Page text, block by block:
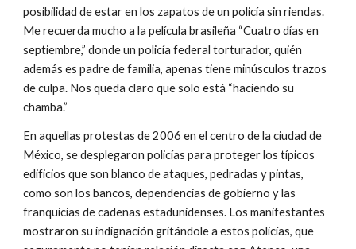
posibilidad de estar en los zapatos de un policía sin riendas.
Me recuerda mucho a la película brasileña “Cuatro días en
septiembre,” donde un policía federal torturador, quién
además es padre de familia, apenas tiene minúsculos trazos
de culpa. Nos queda claro que solo está “haciendo su
chamba.”
En aquellas protestas de 2006 en el centro de la ciudad de
México, se desplegaron policías para proteger los típicos
edificios que son blanco de ataques, pedradas y pintas,
como son los bancos, dependencias de gobierno y las
franquicias de cadenas estadunidenses. Los manifestantes
mostraron su indignación gritándole a estos policías, que